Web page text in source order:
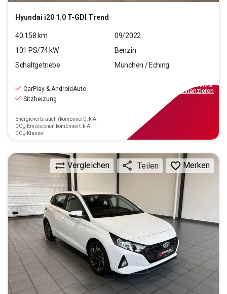
Hyundai i20 1.0 T-GDI Trend
40.158 km
09/2022
101 PS/74kW
Benzin
Schaltgetriebe
München / Eching
CarPlay & AndroidAuto
Sitzheizung
Energieverbrauch (kombiniert): k.A.
CO₂-Emissionen kombiniert: k.A.
CO₂-Klasse:
inkl.MwSt.
finanzieren
Vergleichen Teilen Merken